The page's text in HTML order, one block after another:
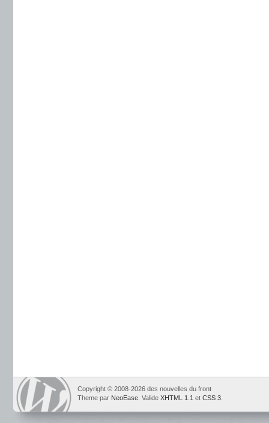
Copyright © 2008-2026 des nouvelles du front
Theme par NeoEase . Valide XHTML 1.1 et CSS 3